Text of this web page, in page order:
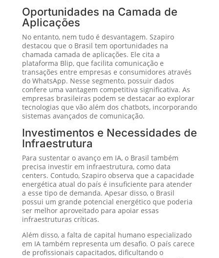
Oportunidades na Camada de
Aplicações
No entanto, nem tudo é desvantagem. Szapiro
destacou que o Brasil tem oportunidades na
chamada camada de aplicações. Ele cita a
plataforma Blip, que facilita comunicação e
transações entre empresas e consumidores através
do WhatsApp. Nesse segmento, possuir dados
confere uma vantagem competitiva significativa. As
empresas brasileiras podem se destacar ao explorar
tecnologias que vão além dos chatbots, incorporando
sistemas avançados de comunicação.
Investimentos e Necessidades de
Infraestrutura
Para sustentar o avanço em IA, o Brasil também
precisa investir em infraestrutura, como data
centers. Contudo, Szapiro observa que a capacidade
energética atual do país é insuficiente para atender
a esse tipo de demanda. Apesar disso, o Brasil
possui um grande potencial energético que poderia
ser melhor aproveitado para apoiar essas
infraestruturas críticas.
Além disso, a falta de capital humano especializado
em IA também representa um desafio. O país carece
de profissionais capacitados, dificultando o